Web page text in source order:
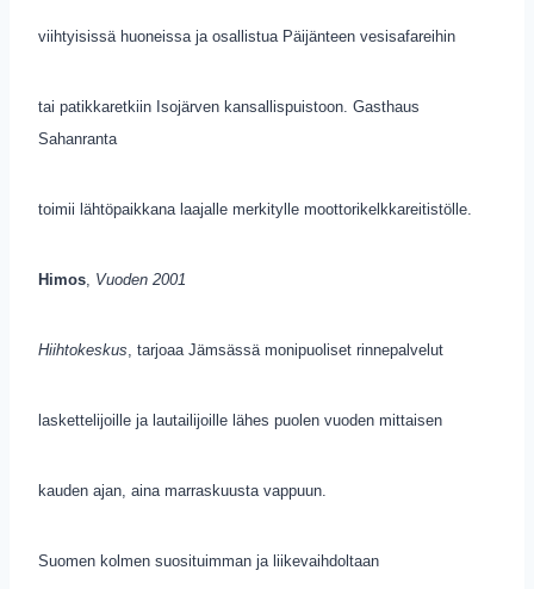
viihtyisissä huoneissa ja osallistua Päijänteen vesisafareihin
tai patikkaretkiin Isojärven kansallispuistoon. Gasthaus
Sahanranta
toimii lähtöpaikkana laajalle merkitylle moottorikelkkareitistölle.
Himos, Vuoden 2001
Hiihtokeskus, tarjoaa Jämsässä monipuoliset rinnepalvelut
laskettelijoille ja lautailijoille lähes puolen vuoden mittaisen
kauden ajan, aina marraskuusta vappuun.
Suomen kolmen suosituimman ja liikevaihdoltaan